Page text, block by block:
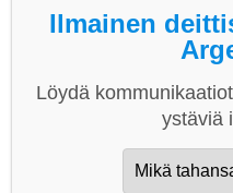
Ilmainen
Löydä
ystäviä